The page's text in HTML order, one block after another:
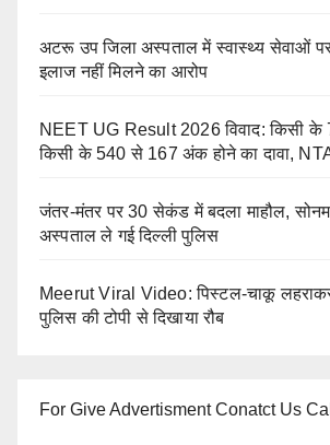
अटरू उप जिला अस्पताल में स्वास्थ्य सेवाओं
इलाज नहीं मिलने का आरोप
NEET UG Result 2026 विवाद: किसी के
किसी के 540 से 167 अंक होने का दावा, NTA
जंतर-मंतर पर 30 सेकंड में बदला माहौल,
अस्पताल ले गई दिल्ली पुलिस
Meerut Viral Video: पिस्टल-चाकू
पुलिस की टोपी से दिखाया रौब
For Give Advertisment Conatct Us